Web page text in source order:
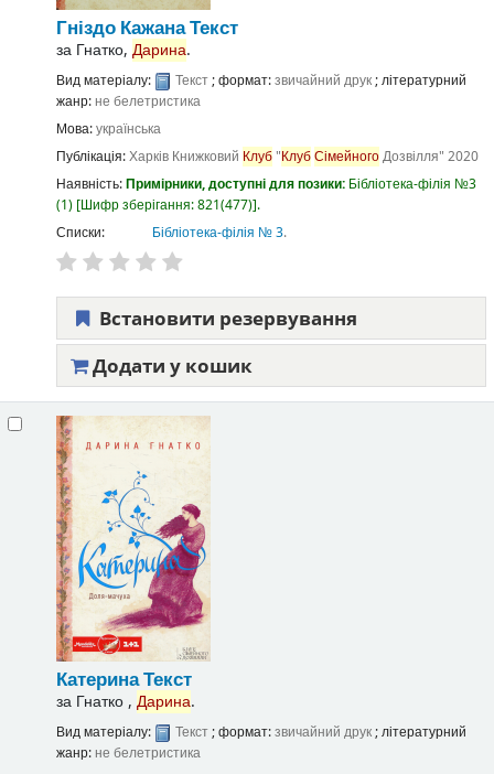
Гніздо КажанаТекст
за Гнатко, Дарина.
Вид матеріалу: Текст; формат:звичайний друк; літературний
жанр:не белетристика
Мова:українська
Публікація:Харків Книжковий Клуб"КлубСімейногоДозвілля" 2020
Наявність:Примірники, доступні для позики: Бібліотека-філія №3
(1) Шифр зберігання:821(477) .
Списки:
Бібліотека-філія № 3.
Встановити резервування
Додати у кошик
КатеринаТекст
за Гнатко , Дарина.
Вид матеріалу: Текст; формат:звичайний друк; літературний
жанр: не белетристика